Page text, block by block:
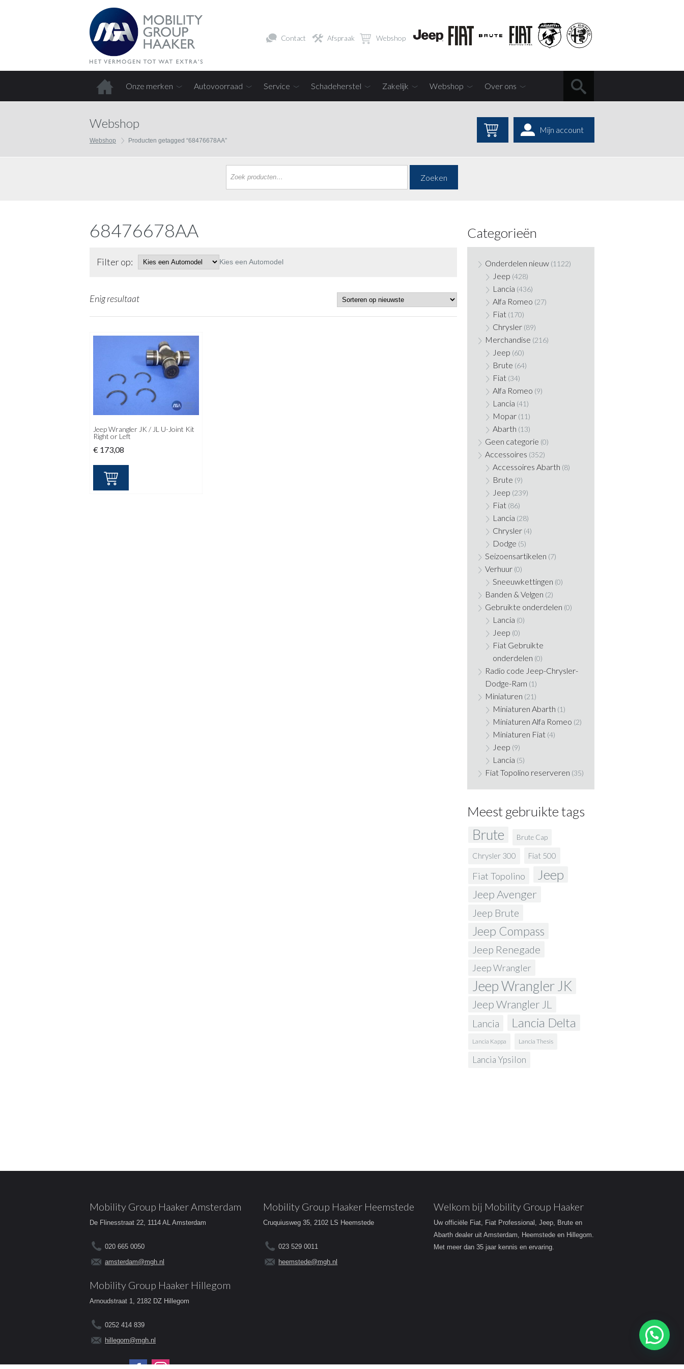
Contact Afspraak Webshop
Onze merken Autovoorraad Service Schadeherstel Zakelijk Webshop Over ons
Webshop
Webshop Producten getagged “68476678AA”
Mijn account
Zoeken
68476678AA
Filter op: Kies een Automodel
Enig resultaat
Jeep Wrangler JK / JL U-Joint Kit
Right or Left
€ 173,08
Categorieën
Onderdelen nieuw (1122)
Jeep (428)
Lancia (436)
Alfa Romeo (27)
Fiat (170)
Chrysler (89)
Merchandise (216)
Jeep (60)
Brute (64)
Fiat (34)
Alfa Romeo (9)
Lancia (41)
Mopar (11)
Abarth (13)
Geen categorie (0)
Accessoires (352)
Accessoires Abarth (8)
Brute (9)
Jeep (239)
Fiat (86)
Lancia (28)
Chrysler (4)
Dodge (5)
Seizoensartikelen (7)
Verhuur (0)
Sneeuwkettingen (0)
Banden & Velgen (2)
Gebruikte onderdelen (0)
Lancia (0)
Jeep (0)
Fiat Gebruikte
onderdelen (0)
Radio code Jeep-Chrysler-
Dodge-Ram (1)
Miniaturen (21)
Miniaturen Abarth (1)
Miniaturen Alfa Romeo (2)
Miniaturen Fiat (4)
Jeep (9)
Lancia (5)
Fiat Topolino reserveren (35)
Meest gebruikte tags
Brute Brute Cap
Chrysler 300 Fiat 500
Fiat Topolino Jeep
Jeep Avenger
Jeep Brute
Jeep Compass
Jeep Renegade
Jeep Wrangler
Jeep Wrangler JK
Jeep Wrangler JL
Lancia Lancia Delta
Lancia Kappa Lancia Thesis
Lancia Ypsilon
Mobility Group Haaker Amsterdam
De Flinesstraat 22, 1114 AL Amsterdam
020 665 0050
amsterdam@mgh.nl
Mobility Group Haaker Heemstede
Cruquiusweg 35, 2102 LS Heemstede
023 529 0011
heemstede@mgh.nl
Mobility Group Haaker Hillegom
Arnoudstraat 1, 2182 DZ Hillegom
0252 414 839
hillegom@mgh.nl
Volg ons op:
Welkom bij Mobility Group Haaker
Uw officiële Fiat, Fiat Professional, Jeep, Brute en
Abarth dealer uit Amsterdam, Heemstede en Hillegom.
Met meer dan 35 jaar kennis en ervaring.